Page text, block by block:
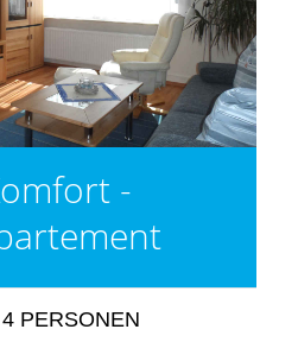
-
PERSONEN